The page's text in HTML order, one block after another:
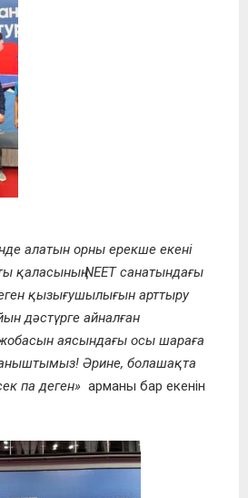
алатын орны ерекше екені
қаласының NEET санатындағы
қызығушылығын арттыру
дәстүрге айналған
жобасын аясындағы осы шараға
Әрине, болашақта
па деген» арманы бар екенін